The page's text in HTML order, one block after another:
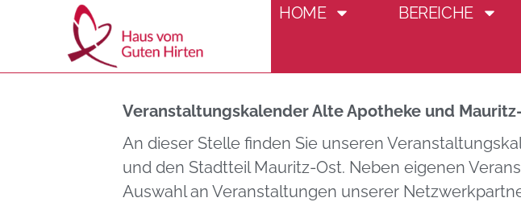
HOME BEREICHE
Veranstaltungskalender Alte Apotheke und
An dieser Stelle finden Sie unseren
und den Stadtteil Mauritz-Ost. Neben eigenen
Auswahl an Veranstaltungen unserer